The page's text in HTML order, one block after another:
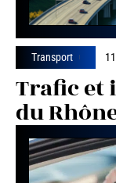
Transport
Trafic et
du